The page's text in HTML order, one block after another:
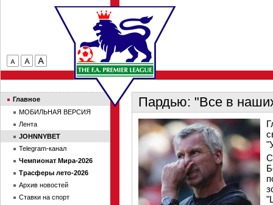
Пардью: "Все в
Главное
МОБИЛЬНАЯ ВЕРСИЯ
Лента
JOHNNYBET
Telegram-канал
Чемпионат Мира-2026
Трасферы лето-2026
Архив новостей
Ставки на спорт